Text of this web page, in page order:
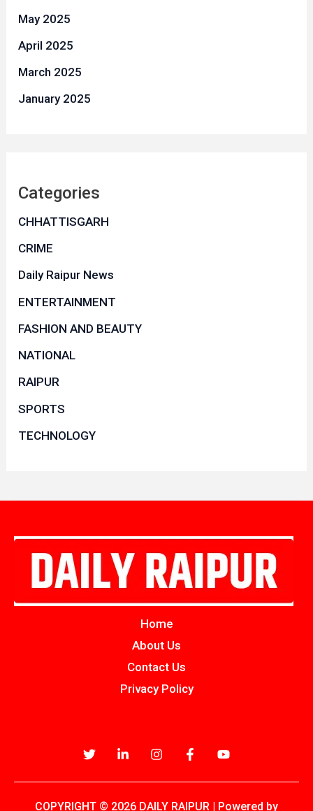
May 2025
April 2025
March 2025
January 2025
Categories
CHHATTISGARH
CRIME
Daily Raipur News
ENTERTAINMENT
FASHION AND BEAUTY
NATIONAL
RAIPUR
SPORTS
TECHNOLOGY
Home
About Us
Contact Us
Privacy Policy
COPYRIGHT © 2026 DAILY RAIPUR | Powered by